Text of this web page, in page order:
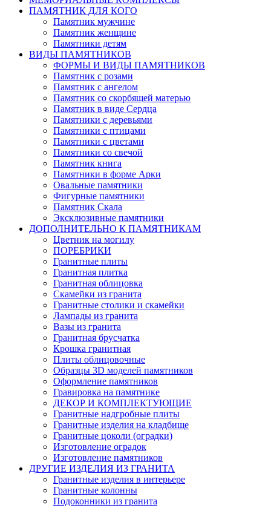
ПАМЯТНИК ДЛЯ КОГО
Памятник мужчине
Памятник женщине
Памятники детям
ВИДЫ ПАМЯТНИКОВ
ФОРМЫ И ВИДЫ ПАМЯТНИКОВ
Памятник с розами
Памятник с ангелом
Памятник со скорбящей матерью
Памятник в виде Сердца
Памятники с деревьями
Памятники с птицами
Памятники с цветами
Памятники со свечой
Памятник книга
Памятники в форме Арки
Овальные памятники
Фигурные памятники
Памятник Скала
Эксклюзивные памятники
ДОПОЛНИТЕЛЬНО К ПАМЯТНИКАМ
Цветник на могилу
ПОРЕБРИКИ
Гранитные плиты
Гранитная плитка
Гранитная облицовка
Скамейки из гранита
Гранитные столики и скамейки
Лампады из гранита
Вазы из гранита
Гранитная брусчатка
Крошка гранитная
Плиты облицовочные
Образцы 3D моделей памятников
Оформление памятников
Гравировка на памятнике
ДЕКОР И КОМПЛЕКТУЮЩИЕ
Гранитные надгробные плиты
Гранитные изделия на кладбище
Гранитные цоколи (оградки)
Изготовление оградок
Изготовление памятников
ДРУГИЕ ИЗДЕЛИЯ ИЗ ГРАНИТА
Гранитные изделия в интерьере
Гранитные колонны
Подоконники из гранита